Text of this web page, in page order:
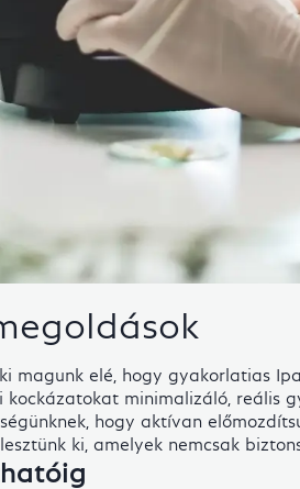
magunk elé, hogy gyakorlatias
kockázatokat minimalizáló,
hogy aktívan
ki, amelyek nemcsak